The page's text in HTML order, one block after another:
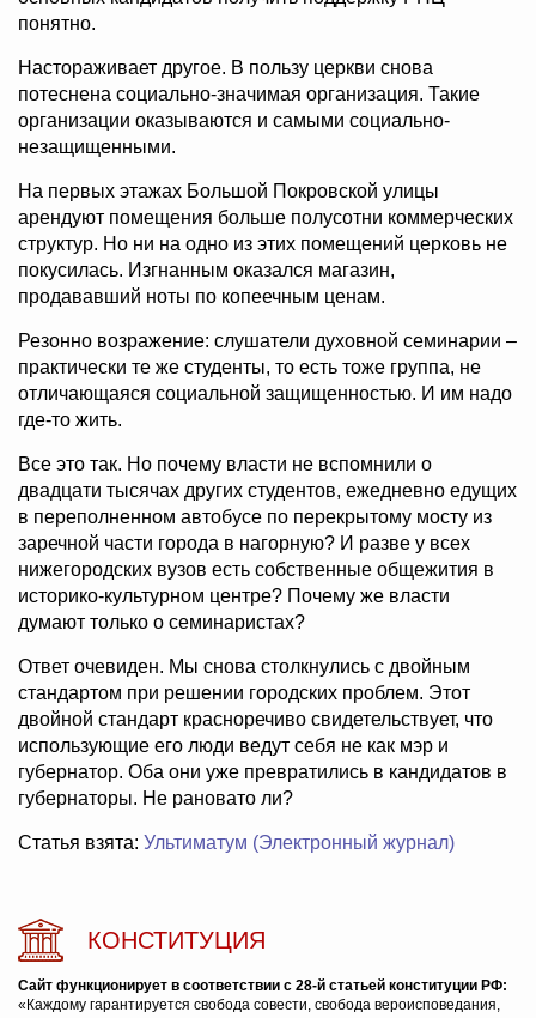
понятно.
Настораживает другое. В пользу церкви снова
потеснена социально-значимая организация. Такие
организации оказываются и самыми социально-
незащищенными.
На первых этажах Большой Покровской улицы
арендуют помещения больше полусотни коммерческих
структур. Но ни на одно из этих помещений церковь не
покусилась. Изгнанным оказался магазин,
продававший ноты по копеечным ценам.
Резонно возражение: слушатели духовной семинарии –
практически те же студенты, то есть тоже группа, не
отличающаяся социальной защищенностью. И им надо
где-то жить.
Все это так. Но почему власти не вспомнили о
двадцати тысячах других студентов, ежедневно едущих
в переполненном автобусе по перекрытому мосту из
заречной части города в нагорную? И разве у всех
нижегородских вузов есть собственные общежития в
историко-культурном центре? Почему же власти
думают только о семинаристах?
Ответ очевиден. Мы снова столкнулись с двойным
стандартом при решении городских проблем. Этот
двойной стандарт красноречиво свидетельствует, что
использующие его люди ведут себя не как мэр и
губернатор. Оба они уже превратились в кандидатов в
губернаторы. Не рановато ли?
Статья взята: Ультиматум (Электронный журнал)
КОНСТИТУЦИЯ
Сайт функционирует в соответствии с 28-й статьей конституции РФ:
«Каждому гарантируется свобода совести, свобода вероисповедания,